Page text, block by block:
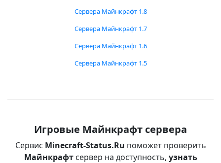
Сервера Майнкрафт 1.8
Сервера Майнкрафт 1.7
Сервера Майнкрафт 1.6
Сервера Майнкрафт 1.5
Игровые Майнкрафт сервера
Сервис Minecraft-Status.Ru поможет проверить
Майнкрафтсервер на доступность, узнать